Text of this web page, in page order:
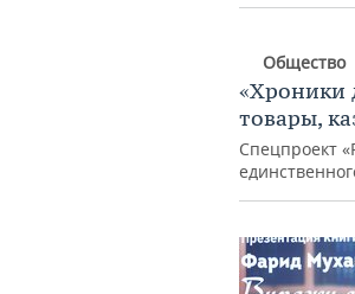
Общество
«Хроники
товары,
Спецпроект